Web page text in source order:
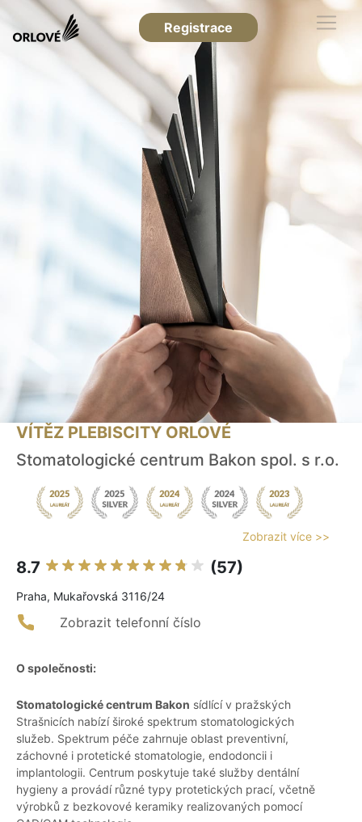
Registrace
VÍTĚZ PLEBISCITY ORLOVÉ
Stomatologické centrum Bakon spol. s r.o.
Zobrazit více >>
8.7 (57)
Praha, Mukařovská 3116/24
Zobrazit telefonní číslo
O společnosti:
Stomatologické centrum Bakon sídlící v pražských
Strašnicích nabízí široké spektrum stomatologických
služeb. Spektrum péče zahrnuje oblast preventivní,
záchovné i protetické stomatologie, endodoncii i
implantologii. Centrum poskytuje také služby dentální
hygieny a provádí různé typy protetických prací, včetně
výrobků z bezkovové keramiky realizovaných pomocí